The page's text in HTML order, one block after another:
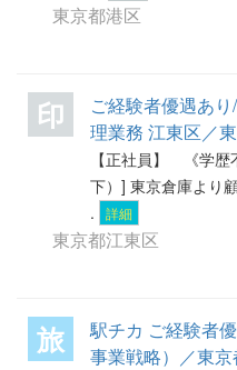
東京都港区
印
ご経験者優遇あ
理業務 江東区／
【正社員】 《学
下）] 東京倉庫より
.
詳細
東京都江東区
旅
駅チカ ご経験者
事業戦略）／東